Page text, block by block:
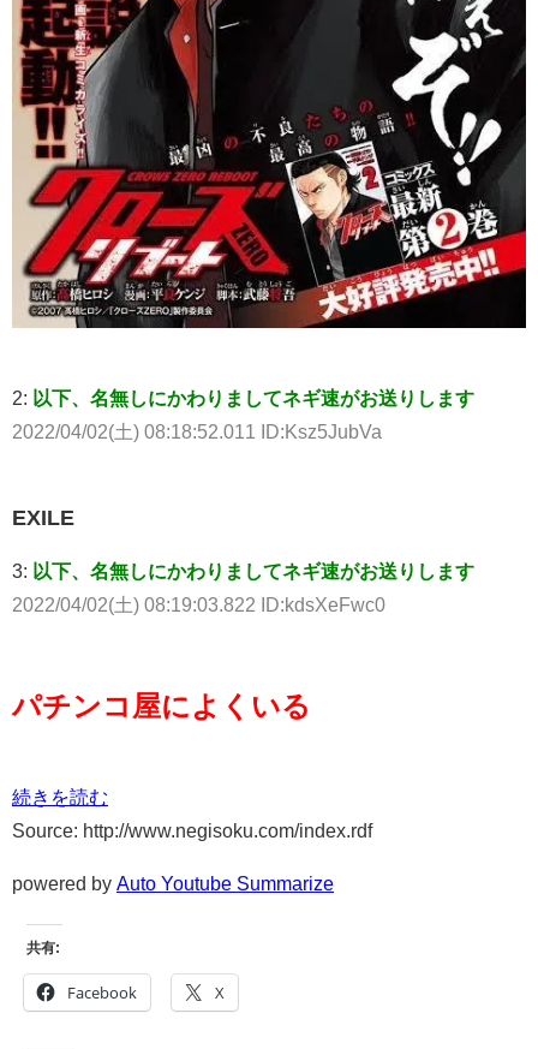
2: 以下、名無しにかわりましてネギ速がお送りします
2022/04/02(土) 08:18:52.011 ID:Ksz5JubVa
EXILE
3: 以下、名無しにかわりましてネギ速がお送りします
2022/04/02(土) 08:19:03.822 ID:kdsXeFwc0
パチンコ屋によくいる
続きを読む
Source: http://www.negisoku.com/index.rdf
powered by Auto Youtube Summarize
共有:
Facebook X